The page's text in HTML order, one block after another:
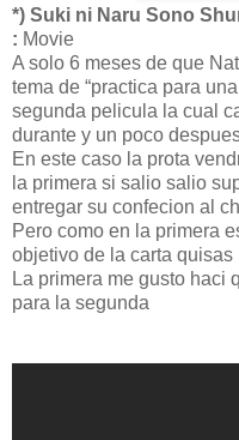
*) Suki ni Naru Sono
: Movie
A solo 6 meses de que
tema de “practica para
segunda pelicula la cual
durante y un poco
En este caso la prota
la primera si salio salio
entregar su confecion al
Pero como en la primera
objetivo de la carta
La primera me gusto haci
para la segunda